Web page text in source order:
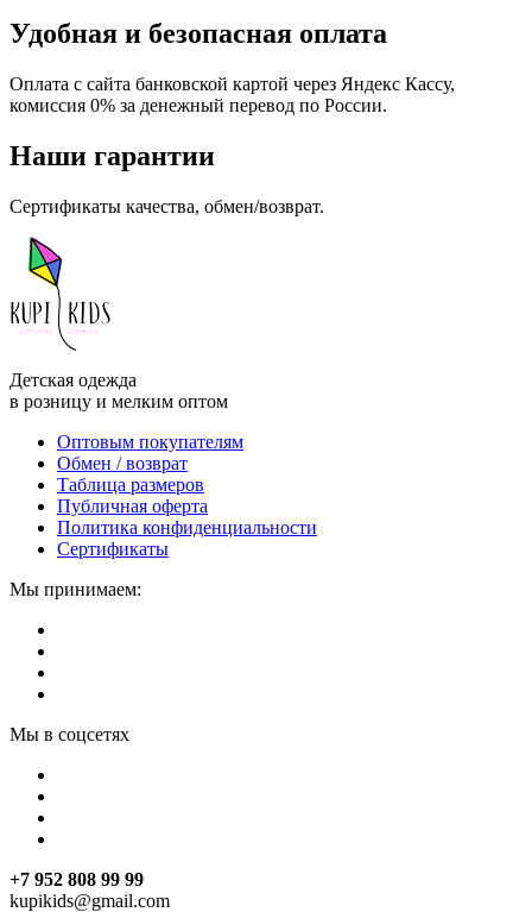
Удобная и безопасная оплата
Оплата с сайта банковской картой через Яндекс Кассу,
комиссия 0% за денежный перевод по России.
Наши гарантии
Сертификаты качества, обмен/возврат.
Детская одежда
в розницу и мелким оптом
Оптовым покупателям
Обмен / возврат
Таблица размеров
Публичная оферта
Политика конфиденциальности
Сертификаты
Мы принимаем:
Мы в соцсетях
+7 952 808 99 99
kupikids@gmail.com